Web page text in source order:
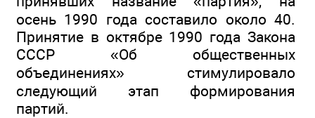
осень 1990 года составило около 40.
Принятие в октябре 1990 года Закона
СССР «Об общественных
объединениях» стимулировало
следующий этап формирования
партий.